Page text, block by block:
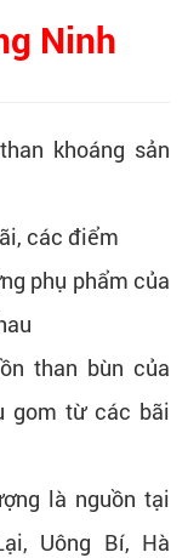
Ninh
khoáng sản
các điểm
phụ phẩm của
than bùn của
gom từ các bãi
là nguồn tại
Uông Bí, Hà